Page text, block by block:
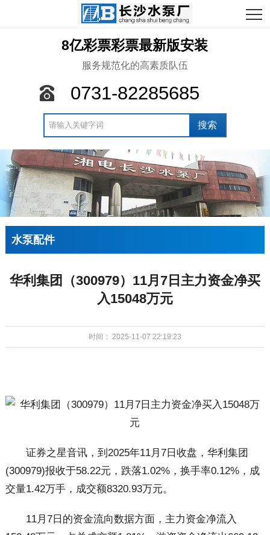
8亿彩票彩票最新版安装
服务规范化的高素质队伍
0731-82285685
水泵配件
华利集团（300979）11月7日主力资金净买
入15048万元
时间： 2025-11-07 22:19:23
证券之星音讯，到2025年11月7日收盘，华利集团
(300979)报收于58.22元，跌落1.02%，换手率0.12%，成
交量1.42万手，成交额8320.93万元。
11月7日的资金流向数据方面，主力资金净流入